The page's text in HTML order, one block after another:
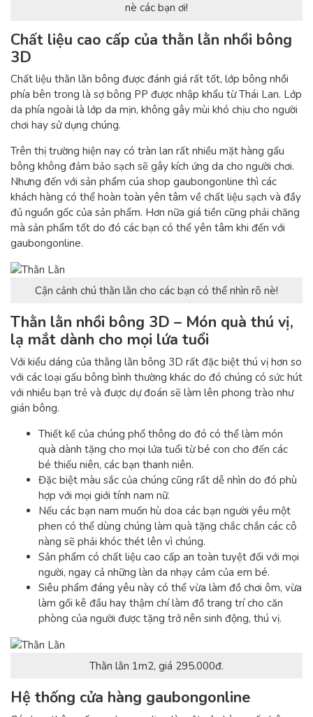
nè các bạn ơi!
Chất liệu cao cấp của thằn lằn nhồi bông
3D
Chất liệu thằn lằn bông được đánh giá rất tốt, lớp bông nhồi
phía bên trong là sợ bông PP được nhập khẩu từ Thái Lan. Lớp
da phía ngoài là lớp da mịn, không gây mùi khó chịu cho người
chơi hay sử dụng chúng.
Trên thị trường hiện nay có tràn lan rất nhiều mặt hàng gấu
bông không đảm bảo sạch sẽ gây kích ứng da cho người chơi.
Nhưng đến với sản phẩm cúa shop gaubongonline thì các
khách hàng có thể hoàn toàn yên tâm về chất liệu sạch và đầy
đủ nguồn gốc của sản phẩm. Hơn nữa giá tiền cũng phải chăng
mà sản phẩm tốt do đó các bạn có thể yên tâm khi đến với
gaubongonline.
Cận cảnh chú thằn lằn cho các bạn có thể nhìn rõ nè!
Thằn lằn nhồi bông 3D – Món quà thú vị,
lạ mắt dành cho mọi lứa tuổi
Với kiểu dáng của thằng lằn bông 3D rất đặc biệt thú vị hơn so
với các loại gấu bông bình thường khác do đó chúng có sức hút
với nhiều bạn trẻ và được dự đoán sẽ làm lên phong trào như
gián bông.
Thiết kế của chúng phổ thông do đó có thể làm món
quà dành tặng cho mọi lứa tuổi từ bé con cho đến các
bé thiếu niên, các bạn thanh niên.
Đặc biệt màu sắc của chúng cũng rất dễ nhìn do đó phù
hợp với mọi giới tính nam nữ.
Nếu các bạn nam muốn hù doa các bạn người yêu một
phen có thể dùng chúng làm quà tặng chắc chắn các cô
nàng sẽ phải khóc thét lên vì chúng.
Sản phẩm có chất liệu cao cấp an toàn tuyệt đối với mọi
người, ngay cả những làn da nhạy cảm của em bé.
Siêu phẩm đáng yêu này có thể vừa làm đồ chơi ôm, vừa
làm gối kê đầu hay thậm chí làm đồ trang trí cho căn
phòng của người được tặng trở nên sinh động, thú vị.
Thằn lằn 1m2, giá 295.000đ.
Hệ thống cửa hàng gaubongonline